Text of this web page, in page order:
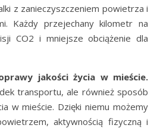
z zanieczyszczeniem powietrza i
Każdy przejechany kilometr na
CO2 i mniejsze obciążenie dla
jakości życia w mieście.
transportu, ale również sposób
w mieście. Dzięki niemu możemy
aktywnością fizyczną i